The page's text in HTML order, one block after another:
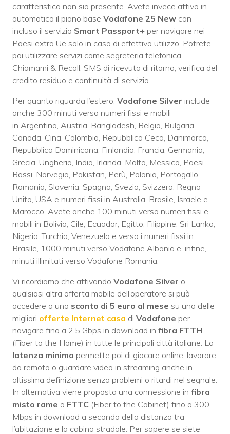
caratteristica non sia presente. Avete invece attivo in
automatico il piano base Vodafone 25 New con
incluso il servizio Smart Passport+ per navigare nei
Paesi extra Ue solo in caso di effettivo utilizzo. Potrete
poi utilizzare servizi come segreteria telefonica,
Chiamami & Recall, SMS di ricevuta di ritorno, verifica del
credito residuo e continuità di servizio.
Per quanto riguarda l’estero, Vodafone Silver include
anche 300 minuti verso numeri fissi e mobili
in Argentina, Austria, Bangladesh, Belgio, Bulgaria,
Canada, Cina, Colombia, Repubblica Ceca, Danimarca,
Repubblica Dominicana, Finlandia, Francia, Germania,
Grecia, Ungheria, India, Irlanda, Malta, Messico, Paesi
Bassi, Norvegia, Pakistan, Perù, Polonia, Portogallo,
Romania, Slovenia, Spagna, Svezia, Svizzera, Regno
Unito, USA e numeri fissi in Australia, Brasile, Israele e
Marocco. Avete anche 100 minuti verso numeri fissi e
mobili in Bolivia, Cile, Ecuador, Egitto, Filippine, Sri Lanka,
Nigeria, Turchia, Venezuela e verso i numeri fissi in
Brasile, 1000 minuti verso Vodafone Albania e, infine,
minuti illimitati verso Vodafone Romania.
Vi ricordiamo che attivando Vodafone Silver o
qualsiasi altra offerta mobile dell’operatore si può
accedere a uno sconto di 5 euro al mese su una delle
migliori offerte Internet casa di Vodafone per
navigare fino a 2,5 Gbps in download in fibra FTTH
(Fiber to the Home) in tutte le principali città italiane. La
latenza minima permette poi di giocare online, lavorare
da remoto o guardare video in streaming anche in
altissima definizione senza problemi o ritardi nel segnale.
In alternativa viene proposta una connessione in fibra
misto rame o FTTC (Fiber to the Cabinet) fino a 300
Mbps in download a seconda della distanza tra
l’abitazione e la cabina stradale. Per sapere se siete